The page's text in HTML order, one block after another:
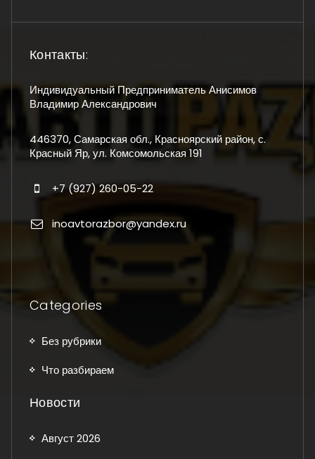
Контакты:
Индивидуальный Предприниматель Анисимов
Владимир Александрович
446370, Самарская обл., Красноярский район, с.
Красный Яр, ул. Комсомольская 191
+7 (927) 260-05-22
inoavtorazbor@yandex.ru
Categories
Без рубрики
Что разбираем
Новости
Август 2026